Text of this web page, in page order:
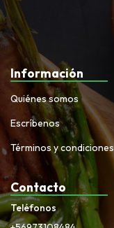
Información
Quiénes somos
Escríbenos
Términos y condiciones
Contacto
Teléfonos